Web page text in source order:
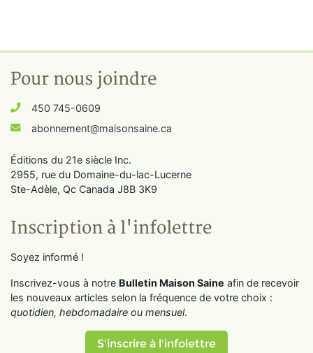
Pour nous joindre
450 745-0609
abonnement@maisonsaine.ca
Éditions du 21e siècle Inc.
2955, rue du Domaine-du-lac-Lucerne
Ste-Adèle, Qc Canada J8B 3K9
Inscription à l'infolettre
Soyez informé !
Inscrivez-vous à notre Bulletin Maison Saine afin de recevoir
les nouveaux articles selon la fréquence de votre choix :
quotidien, hebdomadaire ou mensuel.
S'inscrire à l'infolettre